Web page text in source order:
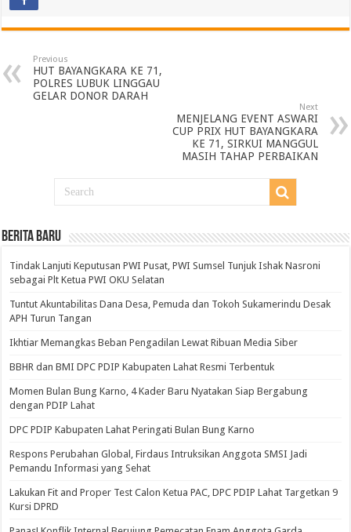
Previous
HUT BAYANGKARA KE 71,
POLRES LUBUK LINGGAU
GELAR DONOR DARAH
Next
MENJELANG EVENT ASWARI
CUP PRIX HUT BAYANGKARA
KE 71, SIRKUI MANGGUL
MASIH TAHAP PERBAIKAN
BERITA BARU
Tindak Lanjuti Keputusan PWI Pusat, PWI Sumsel Tunjuk Ishak Nasroni
sebagai Plt Ketua PWI OKU Selatan
Tuntut Akuntabilitas Dana Desa, Pemuda dan Tokoh Sukamerindu Desak
APH Turun Tangan
Ikhtiar Memangkas Beban Pengadilan Lewat Ribuan Media Siber
BBHR dan BMI DPC PDIP Kabupaten Lahat Resmi Terbentuk
Momen Bulan Bung Karno, 4 Kader Baru Nyatakan Siap Bergabung
dengan PDIP Lahat
DPC PDIP Kabupaten Lahat Peringati Bulan Bung Karno
Respons Perubahan Global, Firdaus Intruksikan Anggota SMSI Jadi
Pemandu Informasi yang Sehat
Lakukan Fit and Proper Test Calon Ketua PAC, DPC PDIP Lahat Targetkan 9
Kursi DPRD